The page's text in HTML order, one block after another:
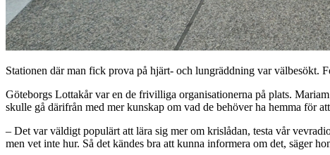
Stationen där man fick prova på hjärt- och lungräddning var välbesökt.
Göteborgs Lottakår var en de frivilliga organisationerna på plats.
skulle gå därifrån med mer kunskap om vad de behöver ha hemma för
– Det var väldigt populärt att lära sig mer om krislådan, testa vår
men vet inte hur. Så det kändes bra att kunna informera om det, säger